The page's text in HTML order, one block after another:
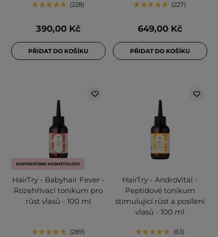
228
390,00 Kč
PŘIDAT DO KOŠÍKU
227
649,00 Kč
PŘIDAT DO KOŠÍKU
DOPORUČENO KOSMETOLOGY
HairTry - Babyhair Fever -
Rozehřívací tonikum pro
růst vlasů - 100 ml
289
HairTry - AndroVital -
Peptidové tonikum
stimulující růst a posílení
vlasů - 100 ml
63